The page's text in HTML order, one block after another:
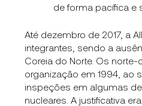
de forma pacífica e
Até dezembro de 2017, a
integrantes, sendo a
Coreia do Norte. Os
organização em 1994, ao
inspeções em algumas
nucleares. A justificativa